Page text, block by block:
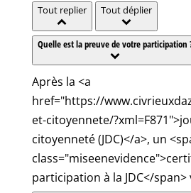
Tout replier Tout déplier
Quelle est la preuve de votre participation
Après la <a
href="https://
et-citoyennete/
citoyenneté (JDC)</a>, un
participation à la JDC</